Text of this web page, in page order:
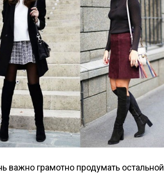
важно грамотно продумать остальной